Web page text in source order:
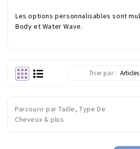
Les options personnalisables sont
Body et Water Wave.
Trier par :
Parcourir par Taille, Type De
Cheveux & plus